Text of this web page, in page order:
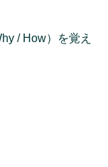
/ How）を覚え